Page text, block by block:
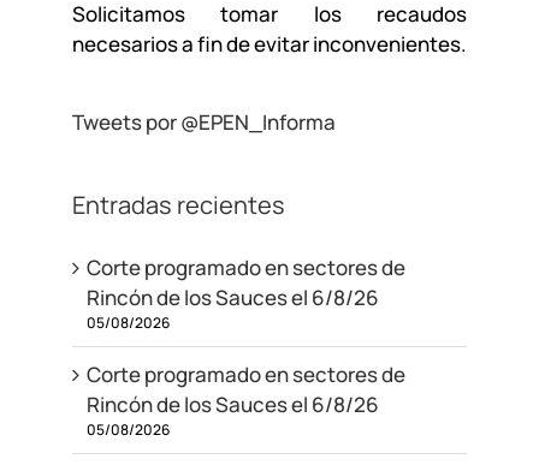
Solicitamos tomar los recaudos
necesarios a fin de evitar inconvenientes.
Tweets por @EPEN_Informa
Entradas recientes
Corte programado en sectores de
Rincón de los Sauces el 6/8/26
05/08/2026
Corte programado en sectores de
Rincón de los Sauces el 6/8/26
05/08/2026